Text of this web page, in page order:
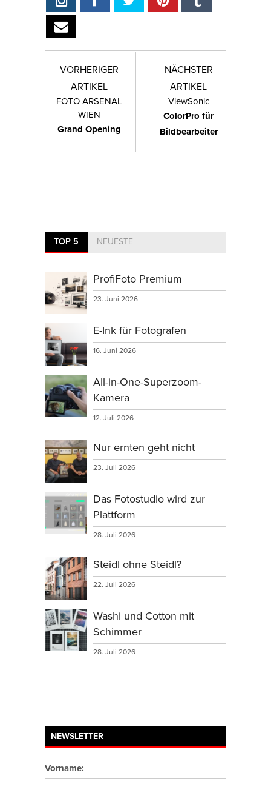
VORHERIGER
ARTIKEL
FOTO ARSENAL
WIEN
Grand Opening
NÄCHSTER
ARTIKEL
ViewSonic
ColorPro für
Bildbearbeiter
TOP 5 NEUESTE
ProfiFoto Premium
23. Juni 2026
E-Ink für Fotografen
16. Juni 2026
All-in-One-Superzoom-
Kamera
12. Juli 2026
Nur ernten geht nicht
23. Juli 2026
Das Fotostudio wird zur
Plattform
28. Juli 2026
Steidl ohne Steidl?
22. Juli 2026
Washi und Cotton mit
Schimmer
28. Juli 2026
NEWSLETTER
Vorname: